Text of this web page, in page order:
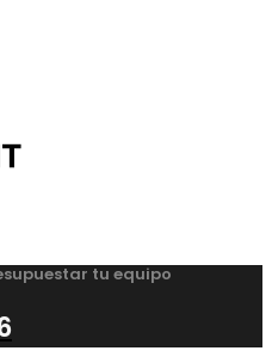
tu equipo